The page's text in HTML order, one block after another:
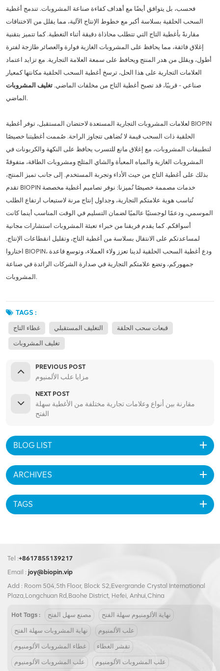
فحسب، بل يتوافق أيضًا مع أهداف كفاءة صناعة المشروبات. تندمج أغطية
السحب الحلقية بسلاسة أكبر مع خطوط الإنتاج الآلية، مما يقلل من الاختناقات
مقارنةً بأغطية التاج التي تتطلب محاذاة دقيقة أثناء التغطية. كما تتميز بتقنية
إغلاق فائقة، مما يحافظ على المشروبات الغازية فوارة والعصائر طازجة لفترة
أطول، ويقلل من هدر المنتج ويحافظ على سمعة العلامة التجارية. مع تزايد اعتماد
العلامات التجارية على هذا الحل، ترسخ أغطية السحب الحلقية مكانتها كمعيار
صناعي - قريبًا، قد تصبح أغطية التاج من مخلفات الماضي. تغليف المشروبات
الماضي.
لعلامات المشروبات التجارية المستعدة لاحتضان المستقبل، توفر أغطية BIOPIN
الحلقية ذات السحب قيمة لا تُضاهى تتجاوز الراحة. صُممت أغطيتنا خصيصًا
لتطبيقات المشروبات، مع إغلاق مانع للتسرب يحافظ على النكهة والكربونات في
المشروبات الغازية والمياه المعبأة والشاي المثلج ومشروبات الطاقة، متفوقةً
بذلك على أغطية التاج من حيث الأداء وتجربة المستخدم. إلى جانب تميز المنتج،
تقدم BIOPIN خدمات مصممة خصيصًا تُميزنا: نوفر تصاميم أغطية مخصصة
تُناسب هوية علامتكم التجارية، وجداول إنتاج مرنة لاستيعاب ارتفاع الطلب
الموسمي، ودعمًا لوجستيًا عالميًا لضمان التسليم في الوقت المناسب أينما كانت
أسواقكم. كما يقدم فريقنا من خبراء تعبئة المشروبات استشارات مجانية
لمساعدتكم على الانتقال بسلاسة من أغطية التاج، وتقليل انقطاعات الإنتاج.
اختاروا BIOPIN، ودع أغطية السحب الحلقية لدينا تعزز ولاء العملاء، وتوسع قاعدة
جمهوركم، وتضع علامتكم التجارية في صدارة الشركات الرائدة في صناعة
المشروبات.
TAGS :
غطاء التاج التغليف المستقبلي قبعات سحب الحلقة
تغليف المشروبات
PREVIOUS POST
مزايا علب الألمنيوم
NEXT POST
مقارنة بين أنواع وعلامات تجارية مختلفة من الأغطية سهلة
الفتح
BLOG LIST
ARCHIVES
TAGS
Tel :+8617855139217
Email : joy@biopin.vip
Add : Room 504,5th Floor, Block S2,Evergrande Crystal International
Plaza,Longchuan Rd,Baohe District, Hefei, Anhui,China
Hot Tags : مصنع سهل الفتح نهاية الألومنيوم سهلة الفتح
نهاية المشروبات سهلة الفتح علب الألمنيوم
غطاء المشروبات الألومنيوم تقشر الغطاء
علب المشروبات الألومنيوم علب المشروبات الألومنيوم